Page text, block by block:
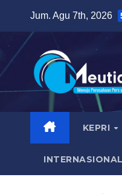
content
Jum. Agu 7th, 2026
KEPRI
INTERNASIONAL